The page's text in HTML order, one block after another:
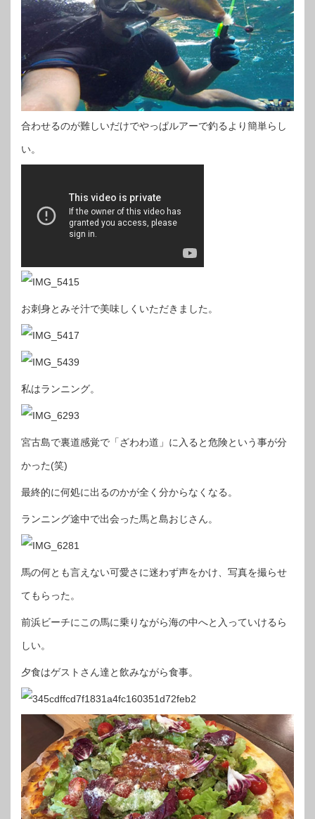
合わせるのが難しいだけでやっぱルアーで釣るより簡単らし
い。
お刺身とみそ汁で美味しくいただきました。
私はランニング。
宮古島で裏道感覚で「ざわわ道」に入ると危険という事が分
かった(笑)
最終的に何処に出るのかが全く分からなくなる。
ランニング途中で出会った馬と島おじさん。
馬の何とも言えない可愛さに迷わず声をかけ、写真を撮らせ
てもらった。
前浜ビーチにこの馬に乗りながら海の中へと入っていけるら
しい。
夕食はゲストさん達と飲みながら食事。